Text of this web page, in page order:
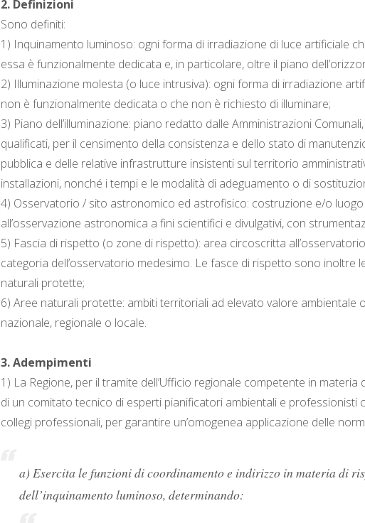
2. Definizioni
Sono definiti:
1) Inquinamento luminoso: ogni forma di irradiazione di luce artificiale
essa è funzionalmente dedicata e, in particolare, oltre il piano
2) Illuminazione molesta (o luce intrusiva): ogni forma di irradiazione
non è funzionalmente dedicata o che non è richiesto di illuminare;
3) Piano dell’illuminazione: piano redatto dalle Amministrazioni
qualificati, per il censimento della consistenza e dello stato di
pubblica e delle relative infrastrutture insistenti sul territorio
installazioni, nonché i tempi e le modalità di adeguamento o di
4) Osservatorio / sito astronomico ed astrofisico: costruzione e/o
all’osservazione astronomica a fini scientifici e divulgativi, con
5) Fascia di rispetto (o zone di rispetto): area circoscritta
categoria dell’osservatorio medesimo. Le fasce di rispetto sono inoltre
naturali protette;
6) Aree naturali protette: ambiti territoriali ad elevato valore ambientale
nazionale, regionale o locale.
3. Adempimenti
1) La Regione, per il tramite dell’Ufficio regionale competente in
di un comitato tecnico di esperti pianificatori ambientali e professionisti
collegi professionali, per garantire un’omogenea applicazione delle
a) Esercita le funzioni di coordinamento e indirizzo in materia di
dell’inquinamento luminoso, determinando: